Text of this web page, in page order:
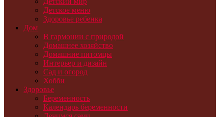
Детское меню
Здоровье ребенка
Дом
В гармонии с природой
Домашнее хозяйство
Домашние питомцы
Интерьер и дизайн
Сад и огород
Хобби
Здоровье
Беременность
Календарь беременности